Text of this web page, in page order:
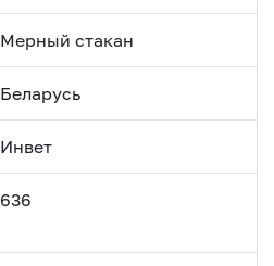
Мерный стакан
Беларусь
Инвет
636